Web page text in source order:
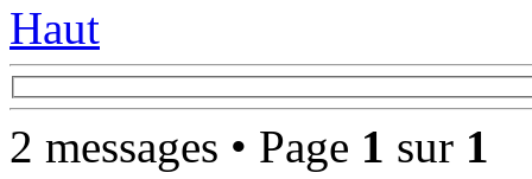
Haut
2 messages • Page 1 sur 1